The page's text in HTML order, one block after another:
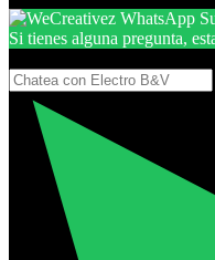
Si tienes alguna pregunta,